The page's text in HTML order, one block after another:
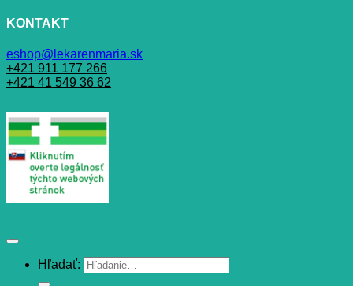
KONTAKT
eshop@lekarenmaria.sk
+421 911 177 266
+421 41 549 36 62
Hľadať: